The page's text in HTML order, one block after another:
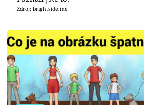
Zdroj: brightside.me